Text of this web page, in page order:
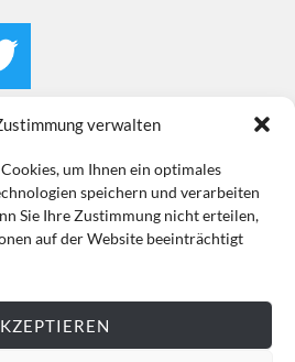
verwalten
um Ihnen ein optimales
speichern und verarbeiten
Sie Ihre Zustimmung nicht erteilen,
auf der Website beeinträchtigt
Datenschutz
Impressum